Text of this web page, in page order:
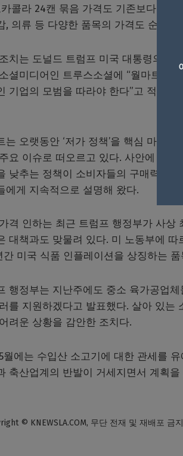
콜라 24캔 묶음 가격도 기존보다 3분
, 의류 등 다양한 품목의 가격도 순차적
치는 도널드 트럼프 미국 대통령의 환
셜미디어인 트루스소셜에 “월마트가
기업의 모범을 따라야 한다”고 적었
는 오랫동안 ‘저가 정책’을 핵심 마케
요 이슈로 떠오르고 있다. 사안에 정
낮추는 정책이 소비자들의 구매력을
에게 지속적으로 설명해 왔다.
격 인하는 최근 트럼프 행정부가 사
대책과도 맞물려 있다. 미 노동부에
간 미국 식품 인플레이션을 상징하는
행정부는 지난주에도 중소 육가공업
를 지원하겠다고 발표했다. 살아 있는
려운 상황을 감안한 조치다.
월에는 수입산 소고기에 대한 관세를
축산업계의 반발이 거세지면서 계획을
© KNEWSLA.COM, 무단 전재 및 재배포 금지